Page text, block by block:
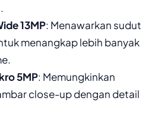
13MP: Menawarkan sudut
menangkap lebih banyak
5MP: Memungkinkan
close-up dengan detail